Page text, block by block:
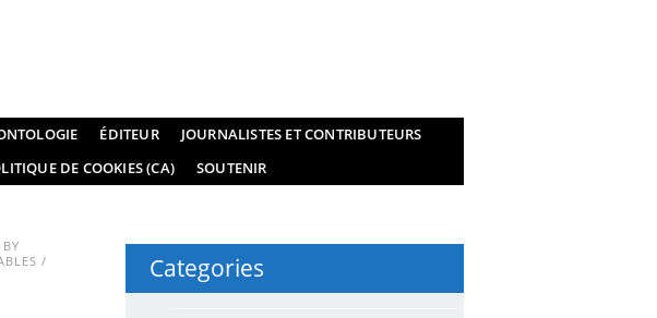
ÉDITEUR
JOURNALISTES ET CONTRIBUTEURS
DE COOKIES (CA) SOUTENIR
/
Categories